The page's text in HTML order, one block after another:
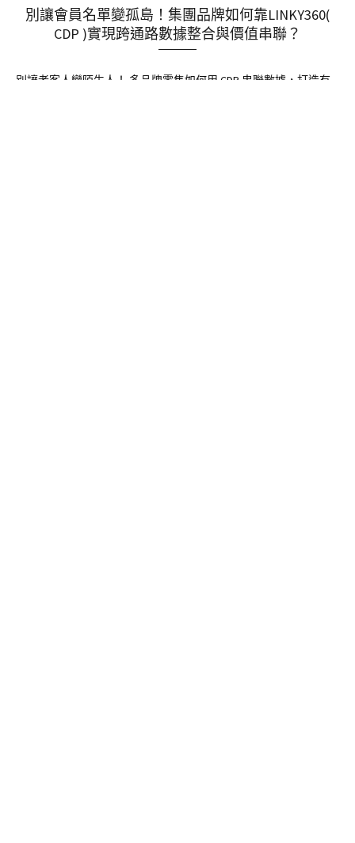
別讓會員名單變孤島！集團品牌如何靠LINKY360(
CDP )實現跨通路數據整合與價值串聯？
別讓老客人變陌生人！ 多品牌零售如何用 CDP 串聯數據，打造有